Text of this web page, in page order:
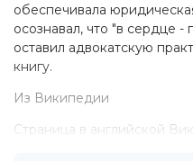
обеспечивала
осознавал, что "в сердце -
оставил адвокатскую
книгу.
Из Википедии
Страница в английской